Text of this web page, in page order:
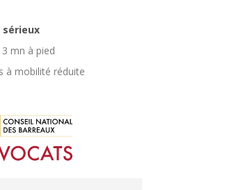
sérieux
mn à pied
à mobilité réduite